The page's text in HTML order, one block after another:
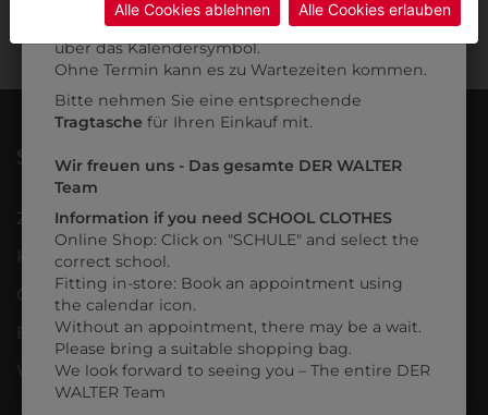
SICHER BEZAHLEN
SERVICE
Zahlung & Versand
Kontakt
Gutscheine
FAQ - Fragen & Antworten
Widerrufsrecht
Datenschutzerklärungbzw. im
Alle Cookies ablehnen Alle Cookies erlauben
AnprobeVorort im Geschäft: Termin buchen
über das Kalendersymbol.
Ohne Termin kann es zu Wartezeiten kommen.
Bitte nehmen Sie eine entsprechende
Tragtasche für Ihren Einkauf mit.
Wir freuen uns - Das gesamte DER WALTER
Team
Information if you need SCHOOL CLOTHES
Online Shop: Click on "SCHULE" and select the
correct school.
Fitting in-store: Book an appointment using
the calendar icon.
Without an appointment, there may be a wait.
Please bring a suitable shopping bag.
We look forward to seeing you – The entire DER
WALTER Team